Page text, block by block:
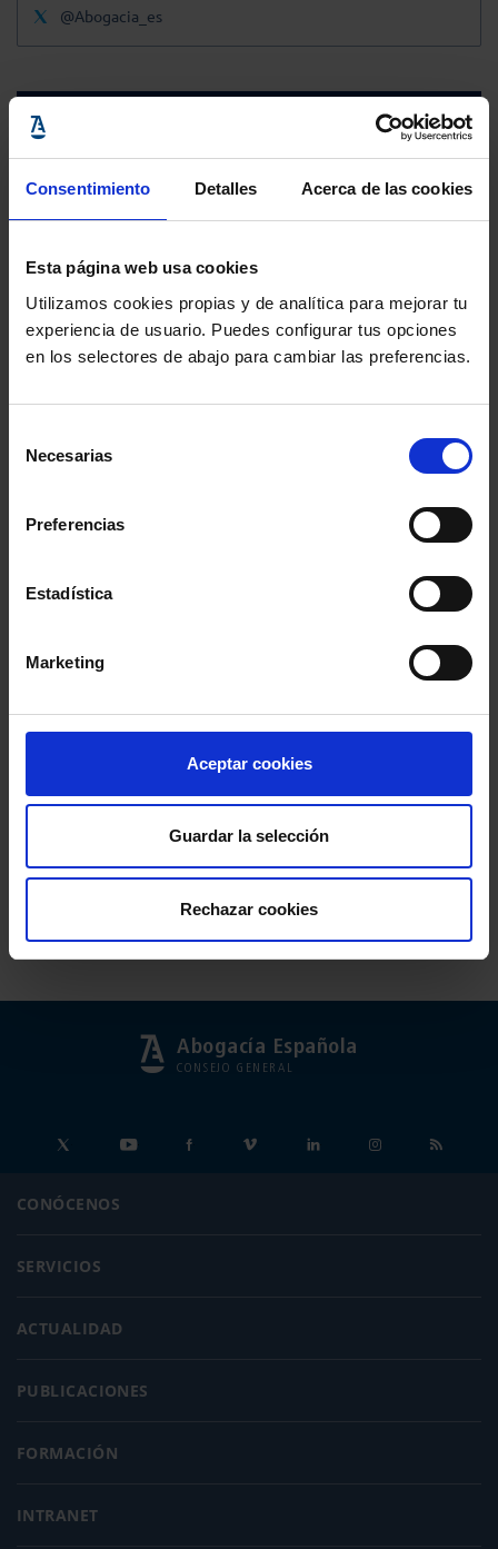
Consentimiento Detalles Acerca de las cookies
Esta página web usa cookies
Utilizamos cookies propias y de analítica para mejorar tu
experiencia de usuario. Puedes configurar tus opciones
en los selectores de abajo para cambiar las preferencias.
Necesarias
Preferencias
Estadística
Marketing
Aceptar cookies
Guardar la selección
Rechazar cookies
@Abogacia_es
Abogacía Española
CONSEJO GENERAL
CONÓCENOS
SERVICIOS
ACTUALIDAD
PUBLICACIONES
FORMACIÓN
INTRANET